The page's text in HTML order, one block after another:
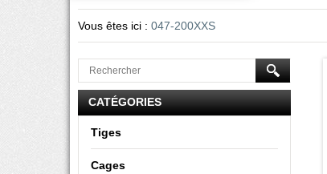
Vous êtes ici : 047-200XXS
CATÉGORIES
Tiges
Cages